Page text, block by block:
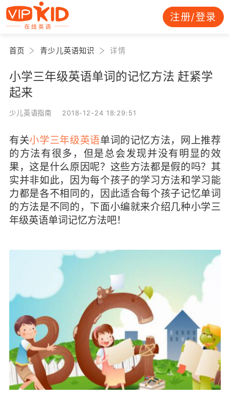
注册/登录
首页 青少儿英语知识 详情
小学三年级英语单词的记忆方法 赶紧学
起来
少儿英语指南 2018-12-24 18:29:51
有关小学三年级英语单词的记忆方法，网上推荐
的方法有很多，但是总会发现并没有明显的效
果，这是什么原因呢？这些方法都是假的吗？其
实并非如此，因为每个孩子的学习方法和学习能
力都是各不相同的，因此适合每个孩子记忆单词
的方法是不同的，下面小编就来介绍几种小学三
年级英语单词记忆方法吧！